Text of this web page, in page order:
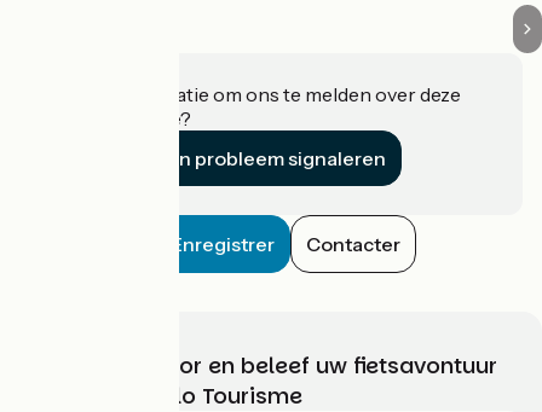
Heeft u informatie om ons te melden over deze
accommodatie?
Een probleem signaleren
Enregistrer Contacter
Kies, bereid voor en beleef uw fietsavontuur
met France Vélo Tourisme